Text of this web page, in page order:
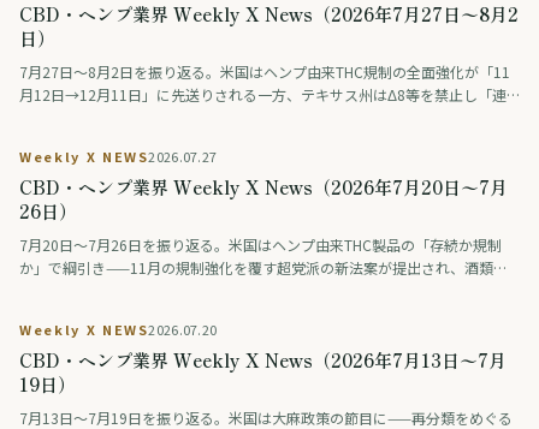
CBD・ヘンプ業界 Weekly X News（2026年7月27日〜8月2
日）
7月27日〜8月2日を振り返る。米国はヘンプ由来THC規制の全面強化が「11
月12日→12月11日」に先送りされる一方、テキサス州はΔ8等を禁止し「連
大麻・ヘンプ入り食品の広告を規制。日本では薬物をめぐる議論番組の後編
が話題になった。
Weekly X NEWS2026.07.27
CBD・ヘンプ業界 Weekly X News（2026年7月20日〜7月
26日）
7月20日〜7月26日を振り返る。米国はヘンプ由来THC製品の「存続か規制
か」で綱引き——11月の規制強化を覆す超党派の新法案が提出され、酒類業
究段階）。アジアではタイが、医療・健康目的に限り娯楽利用は認めない新
しい大麻規制法案を保健大臣に提出。日本では「大麻解禁は救いか破滅か」
を賛否の論者が議論する番組が話題となった。
Weekly X NEWS2026.07.20
CBD・ヘンプ業界 Weekly X News（2026年7月13日〜7月
19日）
7月13日〜7月19日を振り返る。米国は大麻政策の節目に——再分類をめぐる